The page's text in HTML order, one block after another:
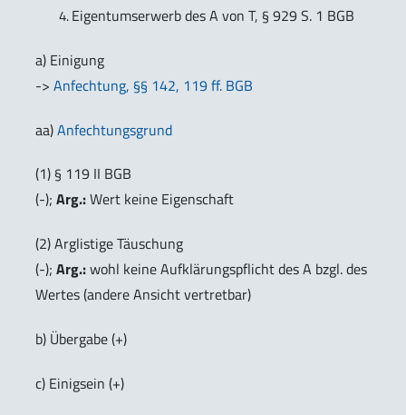
Eigentumserwerb des A von T, § 929 S. 1 BGB
a) Einigung
-> Anfechtung, §§ 142, 119 ff. BGB
aa)Anfechtungsgrund
(1) § 119 II BGB
(-); Arg.:Wert keine Eigenschaft
(2) Arglistige Täuschung
(-); Arg.:wohl keine Aufklärungspflicht des A bzgl. des
Wertes (andere Ansicht vertretbar)
b) Übergabe (+)
c) Einigsein (+)